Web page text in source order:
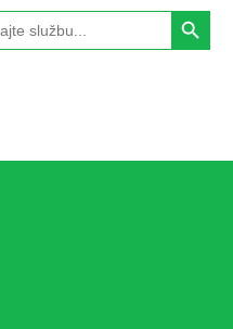
Search Button